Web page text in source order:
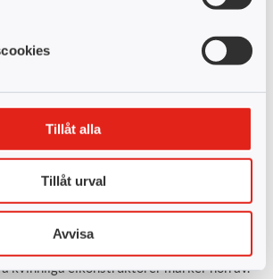
Tillåt alla
Tillåt urval
Avvisa
roligaste delen. Jag tycker om att få skapa
”Här behöver man leta komponenter
de är ämnade för. Sen ska ritningen
tydligt vilka delar som ska vara med för att
satsar på att
kvinnor
kvinnliga elkonstruktörer märker hon av.